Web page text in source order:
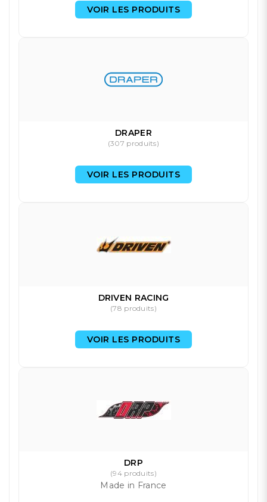
VOIR LES PRODUITS
DRAPER
(307 produits)
VOIR LES PRODUITS
DRIVEN RACING
(78 produits)
VOIR LES PRODUITS
DRP
(94 produits)
Made in France